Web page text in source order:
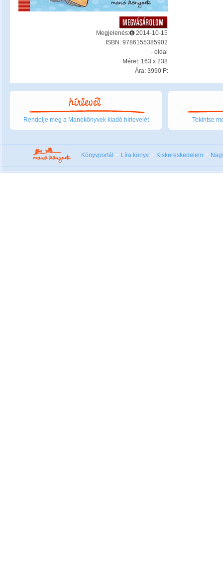
Megjelenés:
2014-10-15
ISBN: 9786155385902
- oldal
Méret: 163 x 238
Ára: 3990 Ft
Rendelje meg a Manókönyvek kiadó hírlevelét Tekintse
Könyvportál Líra könyv Kiskereskedelem